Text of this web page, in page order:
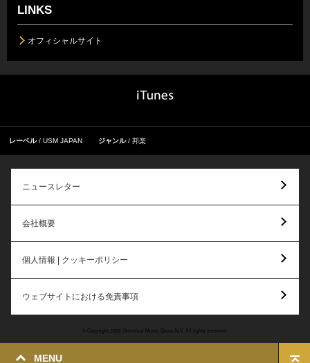
MENU
LINKS
オフィシャルサイト
レーベル USM JAPAN ジャンル 邦楽
ニュースレター
会社概要
個人情報 | クッキーポリシー
ウェブサイトにおける免責事項
© Copyright 2026 Universal Music Group N.V. All rights reserved.